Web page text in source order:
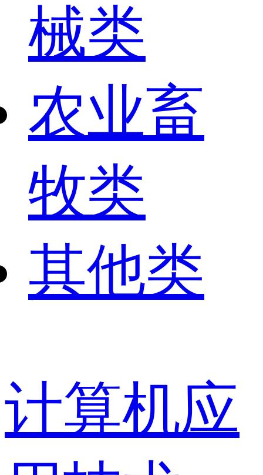
械类
农业畜
牧类
其他类
计算机应